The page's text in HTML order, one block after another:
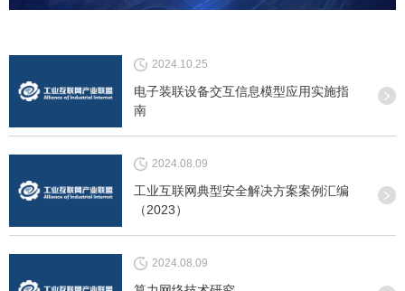
2024.10.25
电子装联设备交互信息模型应用实施指
南
2024.08.09
工业互联网典型安全解决方案案例汇编
（2023）
2024.08.09